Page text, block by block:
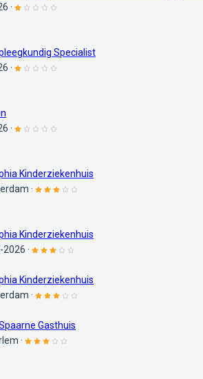
·
Specialist
·
·
Kinderziekenhuis
·
Kinderziekenhuis
2026 ·
Kinderziekenhuis
·
Gasthuis
·